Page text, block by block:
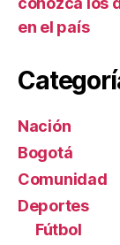
en el país
Nación
Bogotá
Comunidad
Deportes
Fútbol